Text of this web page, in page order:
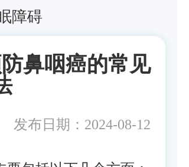
障碍
鼻咽癌的常见
发布日期：2024-08-12